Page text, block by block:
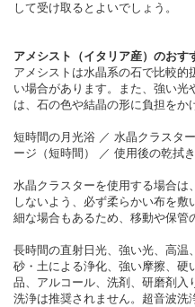
して受け取るとよいでしょう。
アメシスト（イタリア産）のおす
アメシストは水晶系の石で比較
い場合があります。また、強い
は、石の色や結晶の形に負担をか
短時間の月光浴 ／ 水晶クラスタ
ージ（短時間） ／ 使用後の乾拭き
水晶クラスターを使用する場合は
しないよう、必ず柔らかい布を
細な場合もあるため、移動や保管
長時間の直射日光、強い光、高温
砂・土による浄化、強い摩擦、硬
品、アルコール、洗剤、研磨剤入
洗浄は推奨されません。超音波洗